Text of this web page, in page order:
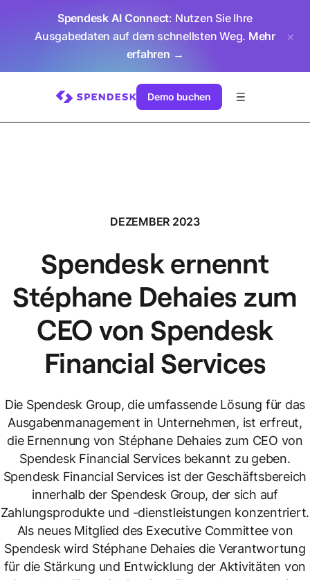
Spendesk AI Connect: Nutzen Sie Ihre
Ausgabedaten auf dem schnellsten Weg. Mehr
erfahren →
Demo buchen
DEZEMBER 2023
Spendesk ernennt
Stéphane Dehaies zum
CEO von Spendesk
Financial Services
Die Spendesk Group, die umfassende Lösung für das
Ausgabenmanagement in Unternehmen, ist erfreut,
die Ernennung von Stéphane Dehaies zum CEO von
Spendesk Financial Services bekannt zu geben.
Spendesk Financial Services ist der Geschäftsbereich
innerhalb der Spendesk Group, der sich auf
Zahlungsprodukte und -dienstleistungen konzentriert.
Als neues Mitglied des Executive Committee von
Spendesk wird Stéphane Dehaies die Verantwortung
für die Stärkung und Entwicklung der Aktivitäten von